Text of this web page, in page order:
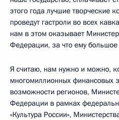
этого года лучшие творческие
проведут гастроли во всех
нам в этом оказывает
Федерации, за что ему большое
Я считаю, нам нужно и можно,
многомиллионных финансовых
возможности регионов,
Федерации в рамках
«Культура России»,